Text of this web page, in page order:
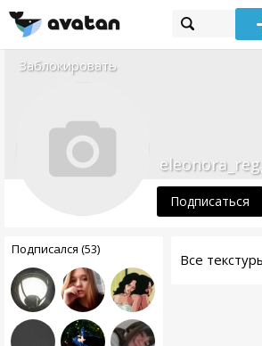
Заблокировать
Подписаться
Подписался (53)
Все